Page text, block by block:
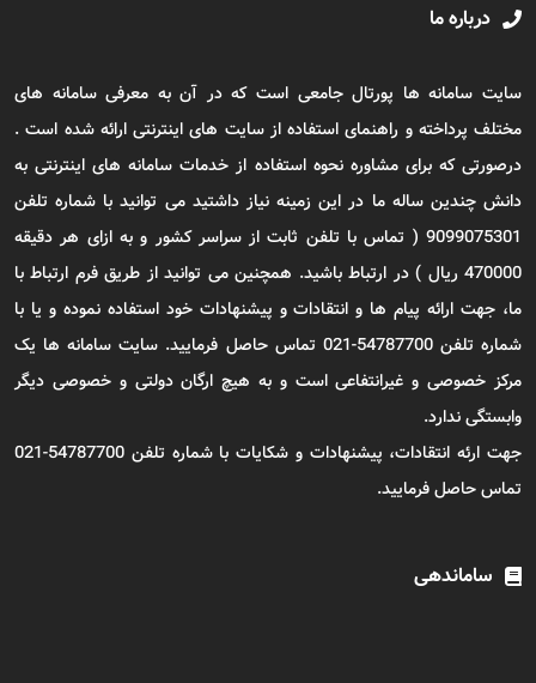
درباره ما
سایت سامانه ها پورتال جامعی است که در آن به معرفی سامانه های
مختلف پرداخته و راهنمای استفاده از سایت های اینترنتی ارائه شده است .
درصورتی که برای مشاوره نحوه استفاده از خدمات سامانه های اینترنتی به
دانش چندین ساله ما در این زمینه نیاز داشتید می توانید با شماره تلفن
9099075301 ( تماس با تلفن ثابت از سراسر کشور و به ازای هر دقیقه
470000 ریال ) در ارتباط باشید. همچنین می توانید از طریق فرم ارتباط با
ما، جهت ارائه پیام ها و انتقادات و پیشنهادات خود استفاده نموده و یا با
شماره تلفن 54787700-021 تماس حاصل فرمایید. سایت سامانه ها یک
مرکز خصوصی و غیرانتفاعی است و به هیچ ارگان دولتی و خصوصی دیگر
وابستگی ندارد.
جهت ارئه انتقادات، پیشنهادات و شکایات با شماره تلفن 54787700-021
تماس حاصل فرمایید.
ساماندهی